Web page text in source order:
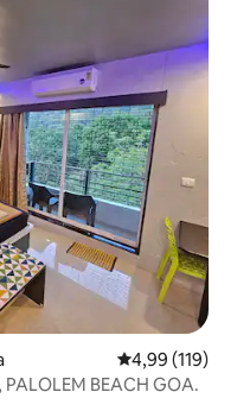
4,99 de uma
4,99 (119)
BEACH GOA.